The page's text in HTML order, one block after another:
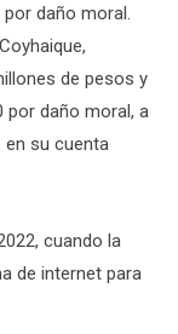
daño moral.
de pesos y
por daño moral, a
su cuenta
cuando la
de internet para